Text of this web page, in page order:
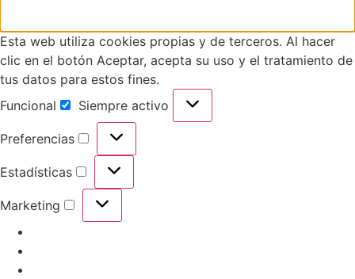
Esta web utiliza cookies propias y de terceros. Al hacer
clic en el botón Aceptar, acepta su uso y el tratamiento de
tus datos para estos fines.
Funcional
Siempre activo
Preferencias
Estadísticas
Marketing